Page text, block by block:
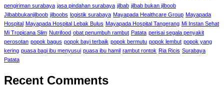
pengiriman surabaya jasa pindahan surabaya jilbab jilbab bukan jilboob
Jilbabbukanjilboob jilboobs logistik surabaya Mayapada Healthcare Group Mayapada
Hospital Mayapada Hospital Lebak Bulus Mayapada Hospital Tangerang Mi Instan Sehat
Mi Tropicana Slim Nutrifood obat penumbuh rambut Patata perisai segala penyakit
perosotan popok bagus popok bayi terbaik popok bermutu popok lembut popok yang
kering puasa bagi ibu menyusui puasa ibu hamil rambut rontok Ria Ricis Surabaya
Patata
Recent Comments